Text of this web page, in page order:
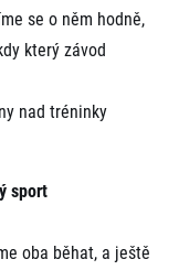
se o něm hodně,
který závod
nad tréninky
sport
oba běhat, a ještě